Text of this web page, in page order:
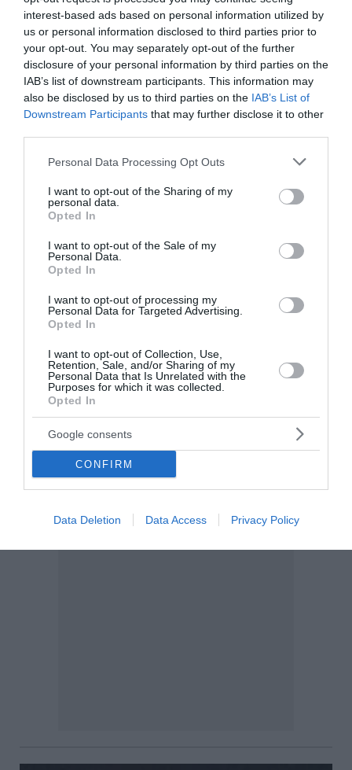
interest-based ads based on personal information utilized by
us or personal information disclosed to third parties prior to
your opt-out. You may separately opt-out of the further
disclosure of your personal information by third parties on the
IAB’s list of downstream participants. This information may
also be disclosed by us to third parties on the IAB’s List of
Downstream Participants that may further disclose it to other
Please note that this website/app uses one or more Google
not limited to your visit or usage behaviour. You may click to
grant or deny consent to Google and its third-party tags to
use your data for below specified purposes in below Google
consent section.
Personal Data Processing Opt Outs
I want to opt-out of the Sharing of my
personal data.
Opted In
I want to opt-out of the Sale of my
Personal Data.
Opted In
I want to opt-out of processing my
Personal Data for Targeted Advertising.
Opted In
I want to opt-out of Collection, Use,
Retention, Sale, and/or Sharing of my
Personal Data that Is Unrelated with the
Purposes for which it was collected.
Opted In
Google consents
CONFIRM
Data Deletion Data Access Privacy Policy
Σαν σήμερα - 6 Αυγούστου
«Times» του Λονδίνου και αναγγέλλει τη γέννηση του
τυπικά τα Δωδ...
07:00 | 06 Αυγούστου 2026